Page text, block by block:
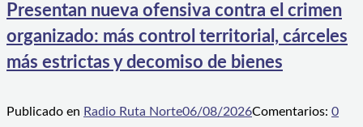
Presentan nueva ofensiva contra el crimen
organizado: más control territorial, cárceles
más estrictas y decomiso de bienes
Publicado en Radio Ruta Norte06/08/2026Comentarios: 0